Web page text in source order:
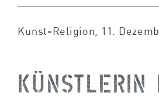
Kunst-Religion, 11.
Künstlerin